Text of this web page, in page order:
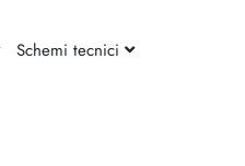
Schemi tecnici